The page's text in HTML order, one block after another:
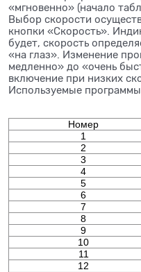
«мгновенно» (начало
Выбор скорости
кнопки «Скорость».
будет, скорость
«на глаз». Изменение
медленно» до «очень
включение при низких
Используемые
Номер
1
2
3
4
5
6
7
8
9
10
11
12